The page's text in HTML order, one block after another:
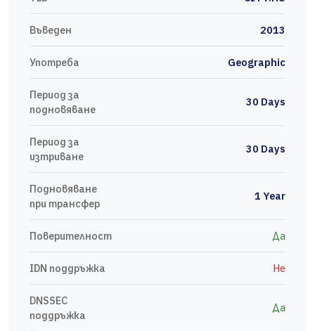
Въведен 2013
Употреба Geographic
Период за
подновяване
30 Days
Период за
изтриване
30 Days
Подновяване
при трансфер
1 Year
Поверителност Да
IDN поддръжка Не
DNSSEC
поддръжка
Да